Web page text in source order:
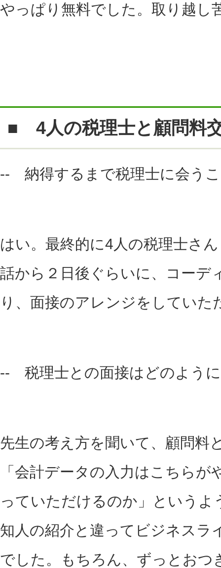
やっぱり無料でした。取り越し
■ 4人の税理士と顧問料
-- 納得するまで税理士に会う
はい。最終的に4人の税理士さ
話から２日後ぐらいに、コーデ
り、面接のアレンジをしていた
-- 税理士との面接はどのよう
先生の考え方を聞いて、顧問料
「会計データの入力はこちら
っていただけるのか」という
知人の紹介と違ってビジネスラ
でした。もちろん、ずっとお